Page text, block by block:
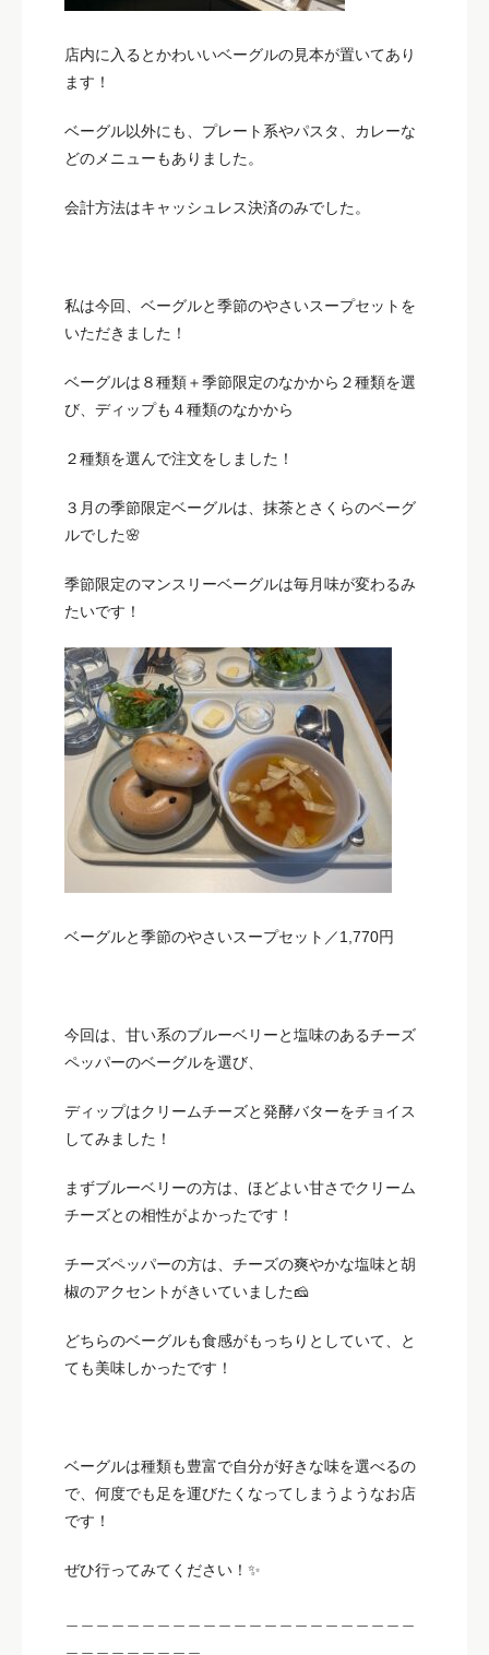
店内に入るとかわいいベーグルの見本が置いてあり
ます！
ベーグル以外にも、プレート系やパスタ、カレーな
どのメニューもありました。
会計方法はキャッシュレス決済のみでした。
私は今回、ベーグルと季節のやさいスープセットを
いただきました！
ベーグルは８種類＋季節限定のなかから２種類を選
び、ディップも４種類のなかから
２種類を選んで注文をしました！
３月の季節限定ベーグルは、抹茶とさくらのベーグ
ルでした🌸
季節限定のマンスリーベーグルは毎月味が変わるみ
たいです！
ベーグルと季節のやさいスープセット／1,770円
今回は、甘い系のブルーベリーと塩味のあるチーズ
ペッパーのベーグルを選び、
ディップはクリームチーズと発酵バターをチョイス
してみました！
まずブルーベリーの方は、ほどよい甘さでクリーム
チーズとの相性がよかったです！
チーズペッパーの方は、チーズの爽やかな塩味と胡
椒のアクセントがきいていました🧀
どちらのベーグルも食感がもっちりとしていて、と
ても美味しかったです！
ベーグルは種類も豊富で自分が好きな味を選べるの
で、何度でも足を運びたくなってしまうようなお店
です！
ぜひ行ってみてください！✨